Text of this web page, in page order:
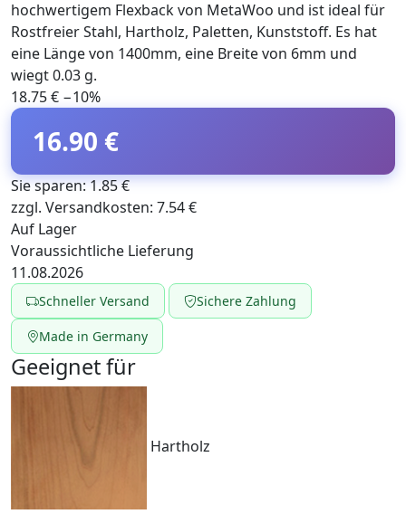
hochwertigem Flexback von MetaWoo und ist ideal für
Rostfreier Stahl, Hartholz, Paletten, Kunststoff. Es hat
eine Länge von 1400mm, eine Breite von 6mm und
wiegt 0.03 g.
18.75 € −10%
16.90 €
Sie sparen: 1.85 €
zzgl. Versandkosten: 7.54 €
Auf Lager
Voraussichtliche Lieferung
11.08.2026
Schneller Versand Sichere Zahlung
Made in Germany
Geeignet für
Hartholz